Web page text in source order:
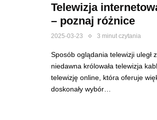
Telewizja
– poznaj różnice
2025-03-23 3 minut czytania
Sposób oglądania telewizji uległ
niedawna królowała telewizja
telewizję online, która oferuje
doskonały wybór…